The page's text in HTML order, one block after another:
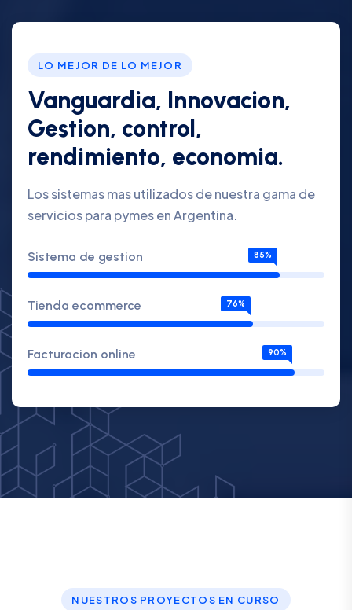
LO MEJOR DE LO MEJOR
Vanguardia, Innovacion,
Gestion, control,
rendimiento, economia.
Los sistemas mas utilizados de nuestra gama de
servicios para pymes en Argentina.
Sistema de gestion 85%
Tienda ecommerce 76%
Facturacion online 90%
NUESTROS PROYECTOS EN CURSO